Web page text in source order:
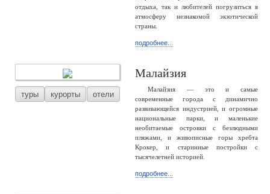
отдыха, так и любителей погрузиться в
атмосферу незнакомой экзотической
страны.
подробнее...
туры курорты отели
Малайзия
Малайзия — это и самые
современные города с динамично
развивающейся индустрией, и огромные
национальные парки, и маленькие
необитаемые островки с безлюдными
пляжами, и живописные горы хребта
Крокер, и старинные постройки с
тысячелетней историей.
подробнее...